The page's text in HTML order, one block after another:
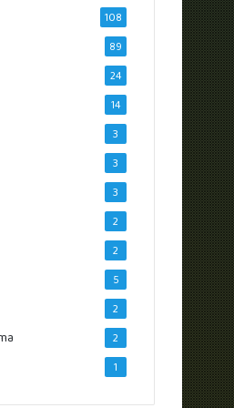
108
89
24
14
3
3
3
2
2
5
2
2
1